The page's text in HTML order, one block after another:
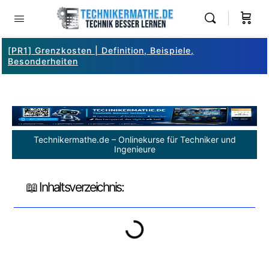
[PR1] Grenzkosten | Definition, Beispiele,
Besonderheiten
Technikermathe.de – Onlinekurse für Techniker und
Ingenieure
📖 Inhaltsverzeichnis: